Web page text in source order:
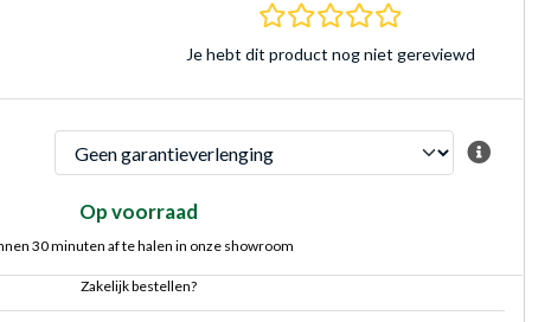
0.0 sterren
Je hebt dit product nog niet gereviewd
Op voorraad
30 minuten af te halen in onze showroom
Zakelijk bestellen?